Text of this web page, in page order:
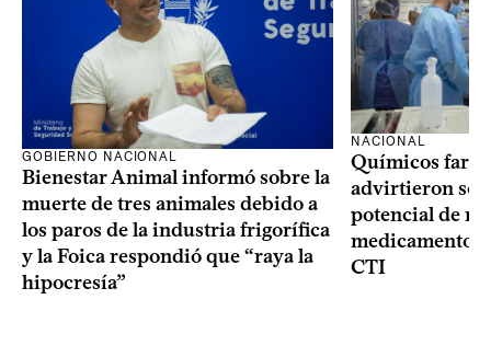
GOBIERNO NACIONAL
Bienestar Animal informó sobre la
muerte de tres animales debido a
los paros de la industria frigorífica
y la Foica respondió que “raya la
hipocresía”
NACIONAL
Químicos
advirtieron
potencial de
medicamentos
CTI